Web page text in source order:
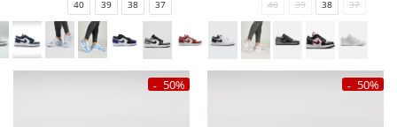
37
38
39
40
37
38
39
40
50%
50%